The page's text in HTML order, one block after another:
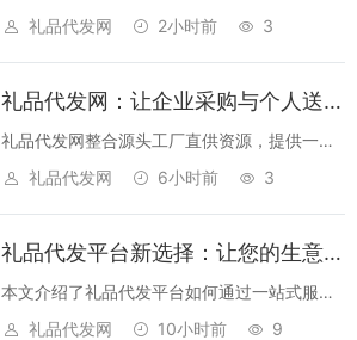
包装及全国速配，助力企业/个人轻松搞定礼品
礼品代发网 2小时前 3
礼品代发网：让企业采购与个人送礼更高效的一站式解决方案
礼品代发网整合源头工厂直供资源，提供一件
代发、定制设计、物流配送等服务，助力企业
礼品代发网 6小时前 3
礼品代发平台新选择：让您的生意轻松“轻装上阵”
本文介绍了礼品代发平台如何通过一站式服
务、灵活供应链、专业团队等优势，帮助商家
礼品代发网 10小时前 9